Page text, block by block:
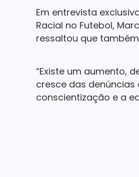
Em entrevista
Racial no Futebol,
ressaltou que
“Existe um aumento,
cresce das
conscientização e a